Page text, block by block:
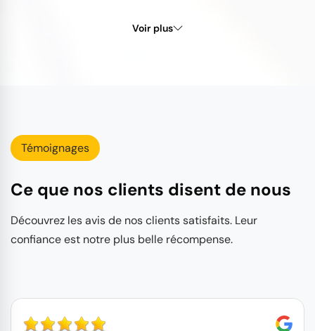
Voir plus
Témoignages
Ce que nos clients disent de nous
Découvrez les avis de nos clients satisfaits. Leur
confiance est notre plus belle récompense.